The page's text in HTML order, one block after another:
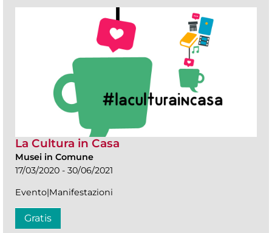
La Cultura in Casa
Musei in Comune
17/03/2020 - 30/06/2021
Evento|Manifestazioni
Gratis